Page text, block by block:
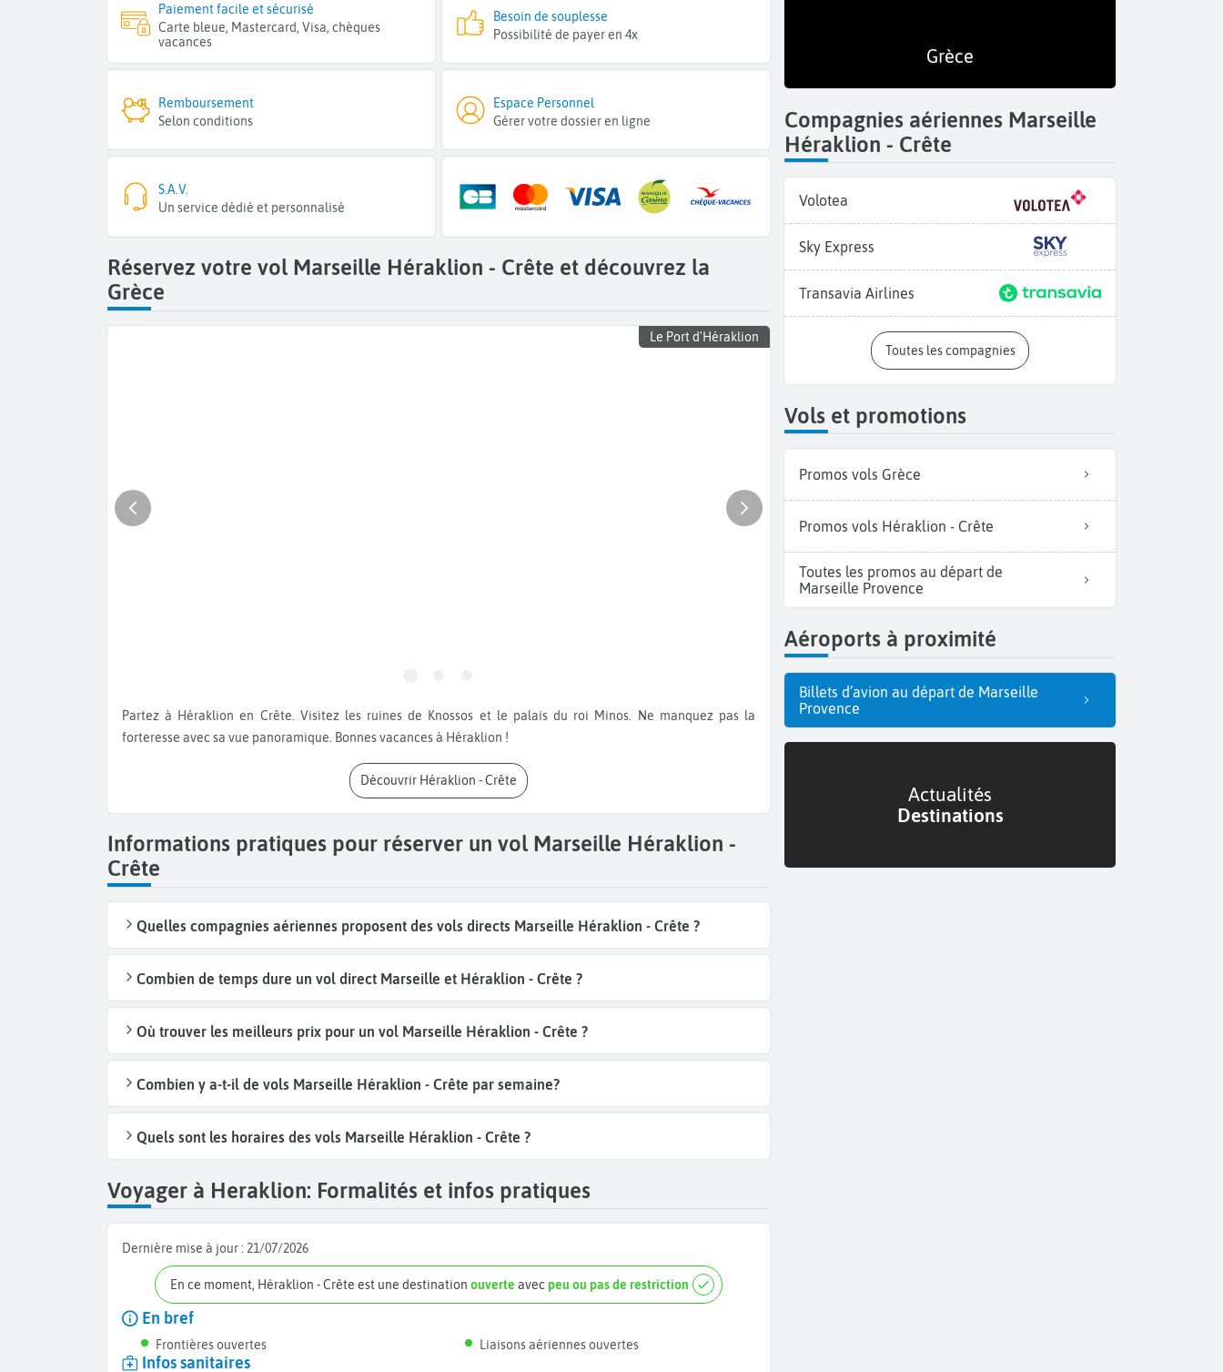
Paiement facile et sécurisé
Carte bleue, Mastercard, Visa, chèques
vacances
Besoin de souplesse
Possibilité de payer en 4x
Remboursement
Selon conditions
Espace Personnel
Gérer votre dossier en ligne
S.A.V.
Un service dédié et personnalisé
Réservez votre vol Marseille Héraklion - Crête et découvrez la
Grèce
Le Port d'Héraklion
Partez à Héraklion en Crête. Visitez les ruines de Knossos et le palais du roi Minos. Ne manquez pas la
forteresse avec sa vue panoramique. Bonnes vacances à Héraklion !
Découvrir Héraklion - Crête
Informations pratiques pour réserver un vol Marseille Héraklion -
Crête
Quelles compagnies aériennes proposent des vols directs Marseille Héraklion - Crête ?
Combien de temps dure un vol direct Marseille et Héraklion - Crête ?
Où trouver les meilleurs prix pour un vol Marseille Héraklion - Crête ?
Combien y a-t-il de vols Marseille Héraklion - Crête par semaine?
Quels sont les horaires des vols Marseille Héraklion - Crête ?
Voyager à Heraklion: Formalités et infos pratiques
Dernière mise à jour : 21/07/2026
En ce moment, Héraklion - Crête est une destination ouverte avec peu ou pas de restriction
En bref
Frontières ouvertes Liaisons aériennes ouvertes
Infos sanitaires
Grèce
Compagnies aériennes Marseille
Héraklion - Crête
Volotea
Sky Express
Transavia Airlines
Toutes les compagnies
Vols et promotions
Promos vols Grèce
Promos vols Héraklion - Crête
Toutes les promos au départ de
Marseille Provence
Aéroports à proximité
Billets d’avion au départ de Marseille
Provence
Actualités
Destinations